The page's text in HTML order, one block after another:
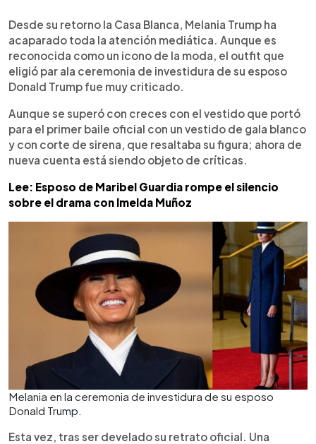
Escuchar artículo
Desde su retorno la Casa Blanca, Melania Trump ha
acaparado toda la atención mediática. Aunque es
reconocida como un icono de la moda, el outfit que
eligió par ala ceremonia de investidura de su esposo
Donald Trump fue muy criticado.
Aunque se superó con creces con el vestido que portó
para el primer baile oficial con un vestido de gala blanco
y con corte de sirena, que resaltaba su figura; ahora de
nueva cuenta está siendo objeto de críticas.
Lee: Esposo de Maribel Guardia rompe el silencio
sobre el drama con Imelda Muñoz
Melania en la ceremonia de investidura de su esposo
Donald Trump.
Esta vez, tras ser develado su retrato oficial. Una